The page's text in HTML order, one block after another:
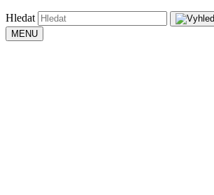
Hledat
MENU